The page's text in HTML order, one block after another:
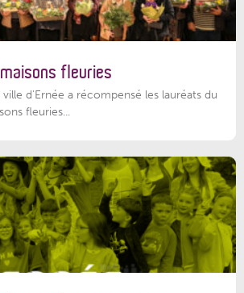
fleuries
ville d'Ernée a récompensé les lauréats du
fleuries...